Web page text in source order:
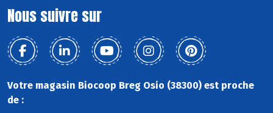
Nous suivre sur
Votre magasin Biocoop Breg Osio (38300) est proche
de :